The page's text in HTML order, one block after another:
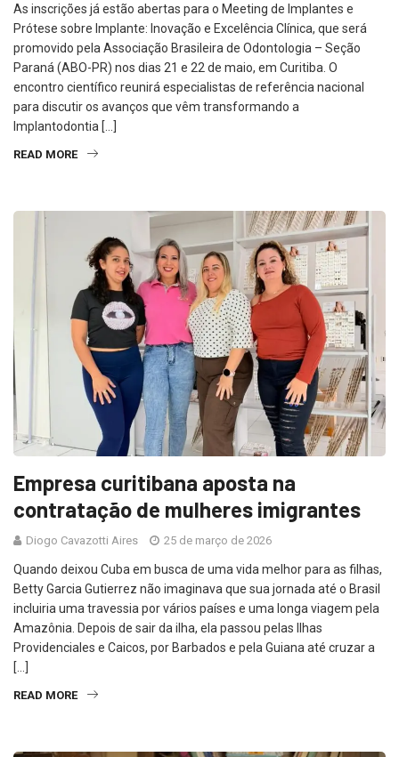
As inscrições já estão abertas para o Meeting de Implantes e
Prótese sobre Implante: Inovação e Excelência Clínica, que será
promovido pela Associação Brasileira de Odontologia – Seção
Paraná (ABO-PR) nos dias 21 e 22 de maio, em Curitiba. O
encontro científico reunirá especialistas de referência nacional
para discutir os avanços que vêm transformando a
Implantodontia […]
READ MORE
Empresa curitibana aposta na
contratação de mulheres imigrantes
Diogo Cavazotti Aires 25 de março de 2026
Quando deixou Cuba em busca de uma vida melhor para as filhas,
Betty Garcia Gutierrez não imaginava que sua jornada até o Brasil
incluiria uma travessia por vários países e uma longa viagem pela
Amazônia. Depois de sair da ilha, ela passou pelas Ilhas
Providenciales e Caicos, por Barbados e pela Guiana até cruzar a
[…]
READ MORE